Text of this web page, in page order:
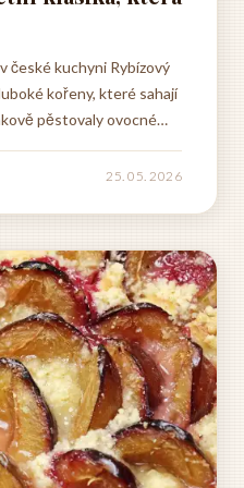
české kuchyni Rybízový
kořeny, které sahají
pěstovaly ovocné
druhy ovoce, které25. 05. 2026